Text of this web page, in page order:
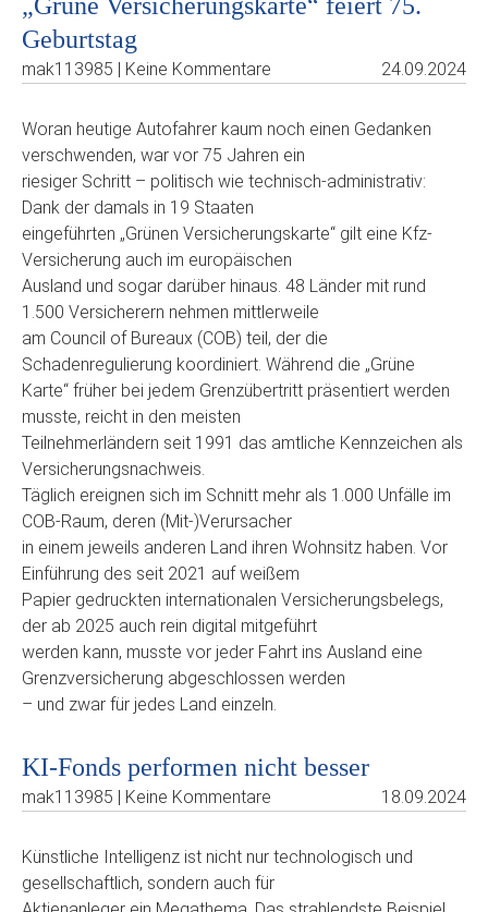
Geburtstag
mak113985 | Keine Kommentare 24.09.2024
Woran heutige Autofahrer kaum noch einen Gedanken
verschwenden, war vor 75 Jahren ein
riesiger Schritt – politisch wie technisch-administrativ:
Dank der damals in 19 Staaten
eingeführten „Grünen Versicherungskarte“ gilt eine Kfz-
Versicherung auch im europäischen
Ausland und sogar darüber hinaus. 48 Länder mit rund
1.500 Versicherern nehmen mittlerweile
am Council of Bureaux (COB) teil, der die
Schadenregulierung koordiniert. Während die „Grüne
Karte“ früher bei jedem Grenzübertritt präsentiert werden
musste, reicht in den meisten
Teilnehmerländern seit 1991 das amtliche Kennzeichen als
Versicherungsnachweis.
Täglich ereignen sich im Schnitt mehr als 1.000 Unfälle im
COB-Raum, deren (Mit-)Verursacher
in einem jeweils anderen Land ihren Wohnsitz haben. Vor
Einführung des seit 2021 auf weißem
Papier gedruckten internationalen Versicherungsbelegs,
der ab 2025 auch rein digital mitgeführt
werden kann, musste vor jeder Fahrt ins Ausland eine
Grenzversicherung abgeschlossen werden
– und zwar für jedes Land einzeln.
KI-Fonds performen nicht besser
mak113985 | Keine Kommentare 18.09.2024
Künstliche Intelligenz ist nicht nur technologisch und
gesellschaftlich, sondern auch für